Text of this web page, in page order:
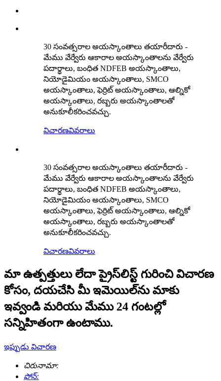
30 సంవత్సరాల అయస్కాంతాలు తయారీదారు -
మేము వేర్వేరు ఆకారాల అయస్కాంతాలను వేర్వేరు
పదార్థాలు, బంధిత NDFEB అయస్కాంతాలు,
నియోడైమియం అయస్కాంతాలు, SMCO
అయస్కాంతాలు, ఫెర్రిట్ అయస్కాంతాలు, ఆల్నికో
అయస్కాంతాలు, రబ్బరు అయస్కాంతాలతో
అనుకూలీకరించవచ్చు.
విచారణవివరాలు
30 సంవత్సరాల అయస్కాంతాలు తయారీదారు -
మేము వేర్వేరు ఆకారాల అయస్కాంతాలను వేర్వేరు
పదార్థాలు, బంధిత NDFEB అయస్కాంతాలు,
నియోడైమియం అయస్కాంతాలు, SMCO
అయస్కాంతాలు, ఫెర్రిట్ అయస్కాంతాలు, ఆల్నికో
అయస్కాంతాలు, రబ్బరు అయస్కాంతాలతో
అనుకూలీకరించవచ్చు.
విచారణవివరాలు
మా ఉత్పత్తులు లేదా ప్రైస్‌లిస్ట్ గురించి విచారణ
కోసం, దయచేసి మీ ఇమెయిల్‌ను మాకు
ఇవ్వండి మరియు మేము 24 గంటల్లో
సన్నిహితంగా ఉంటాము.
ఇప్పుడు విచారణ
చిరునామా:
ఫోన్: